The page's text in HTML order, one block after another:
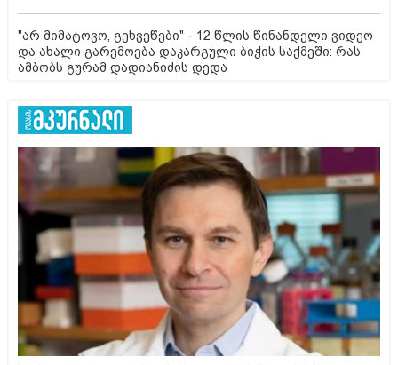
"არ მიმატოვო, გეხვეწები" - 12 წლის წინანდელი ვიდეო
და ახალი გარემოება დაკარგული ბიჭის საქმეში: რას
ამბობს გურამ დადიანიძის დედა